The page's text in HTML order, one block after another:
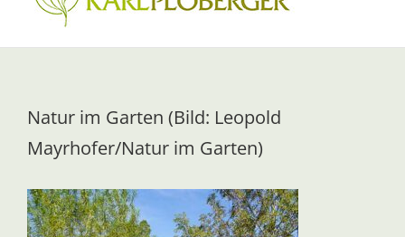
Natur im Garten (Bild: Leopold
Mayrhofer/Natur im Garten)